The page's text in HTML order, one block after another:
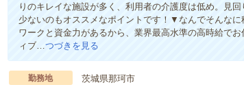
りのキレイな施設が多く、利用者の介護度は低め。見
少ないのもオススメなポイントです！▼なんでそんな
ワークと資金力があるから、業界最高水準の高時給で
ィブ…つづきを見る
勤務地
茨城県那珂市